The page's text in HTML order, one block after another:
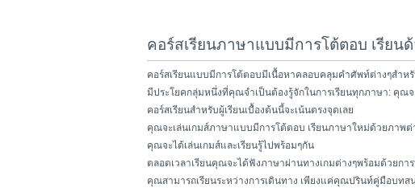
คอร์สเรียนภาษาแบบมีการโต้ตอบ เรียน
คอร์สเรียนแบบมีการโต้ตอบมีเนื้อหาคลอบคลุมคำศัพท์ต่างๆสำห
มีประโยคกลุ่มหนึ่งที่คุณจำเป็นต้องรู้จักในการเรียนทุกภาษา: คุณ
คอร์สเรียนสำหรับผู้เรียนเบื้องต้นนี้จะเน้นตรงจุดเลย
คุณจะเล่นเกมส์ภาษาแบบมีการโต้ตอบ เรียนภาษาใหม่ด้วยภาพ
คุณจะได้เล่นเกมส์และเรียนรู้ไปพร้อมๆกัน
ตลอดเวลาเรียนคุณจะได้ฟังภาษาผ่านทางเกมต่างๆพร้อมด้วยกา
คุณสามารถเรียนระหว่างการเดินทาง เพียงแค่คุณปรินท์คู่มือบท